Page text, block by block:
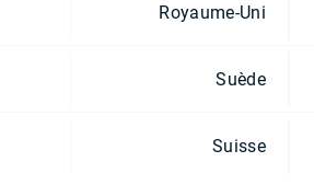
Royaume-Uni
Suède
Suisse